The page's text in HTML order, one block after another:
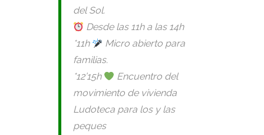
del Sol.
Desde las 11h a las 14h
*11h
Micro abierto para
familias.
*12’15h
Encuentro del
movimiento de vivienda
Ludoteca para los y las
peques